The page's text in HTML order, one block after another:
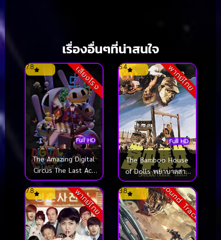
เรื่องอื่นๆที่น่าสนใจ
เสียงโรง
Full HD
7.8
The Amazing Digital
Circus The Last Act
มหัศจรรย์ดิจิทัลเซอร์คัส
องก์สุดท้าย (2026)
พากย์ไทย
Full HD
5.4
The Bamboo House
of Dolls พยาบาลสาว
แหกค่ายนรก (1973)
พากย์ไทย
7.8 Sound Track
3.8